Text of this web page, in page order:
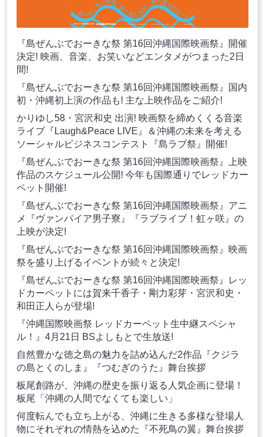
『島ぜんぶでおーきな祭 第16回沖縄国際映画祭』開催
決定! 映画、音楽、お笑いなどエンタメがつまった2日
間!
『島ぜんぶでおーきな祭 第16回沖縄国際映画祭』国内
初・沖縄初上演の作品も! 主な上映作品をご紹介!
かりゆし58・宮沢和史 出演! 映画祭を締めくくる音楽
ライブ『Laugh&Peace LIVE』＆沖縄の未来を考える
ソーシャルビジネスコンテスト『島ラブ祭』開催!
『島ぜんぶでおーきな祭 第16回沖縄国際映画祭』上映
作品のスケジュール公開! 今年も国際通りでレッドカー
ペット開催!
『島ぜんぶでおーきな祭 第16回沖縄国際映画祭』アニ
メ『ヴァンパイア男子寮』『ラブライブ！虹ヶ咲』の
上映が決定!
『島ぜんぶでおーきな祭 第16回沖縄国際映画祭』映画
祭を盛り上げるイベントが続々と決定!
『島ぜんぶでおーきな祭 第16回沖縄国際映画祭』レッ
ドカーペットには賀来千香子・剛力彩芽・宮沢和史・
和田正人らが登場!
『沖縄国際映画祭 レッドカーペット生中継スペシャ
ル！』4月21日 BSよしもとで生放送!
自然豊かな徳之島の魅力を詰め込んだ2作品『クジラ
の島とくのしま』『つむぎのうた』舞台挨拶
板尾創路が、沖縄の歴史を振り返る人気企画に登場！
板尾「沖縄の人間でなくても楽しい」
何度転んでも立ち上がる、沖縄に生きる多様な登場人
物にそれぞれの情熱を込めた『不死鳥の翼』舞台挨拶